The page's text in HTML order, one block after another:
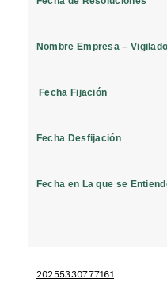
Nombre Empresa –
Fecha Fijación
Fecha Desfijación
Fecha en La que se
20255330777161